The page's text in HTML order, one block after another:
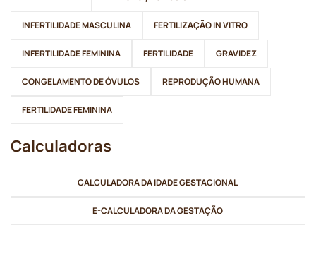
INFERTILIDADE MASCULINA FERTILIZAÇÃO IN VITRO
INFERTILIDADE FEMININA FERTILIDADE GRAVIDEZ
CONGELAMENTO DE ÓVULOS REPRODUÇÃO HUMANA
FERTILIDADE FEMININA
Calculadoras
CALCULADORA DA IDADE GESTACIONAL
E-CALCULADORA DA GESTAÇÃO